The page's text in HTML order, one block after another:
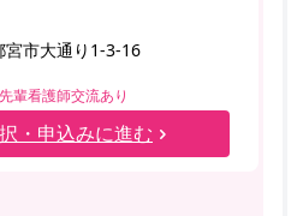
宮市大通り1-3-16
先輩看護師交流あり
・申込みに進む